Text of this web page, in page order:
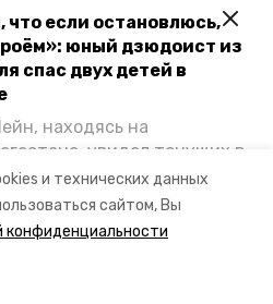
и технических данных
сайтом, Вы
конфиденциальности
что если остановлюсь,
юный дзюдоист из
спас двух детей в
находясь на
увидел тонущих в
бросился на помощь. По
мальчика
образования края и
«Победы26» пообщался
оказалась
пожара
метров. К
людей не пострадал.
выяснить
chp_26stav/